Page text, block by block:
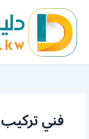
المحتوى
فني